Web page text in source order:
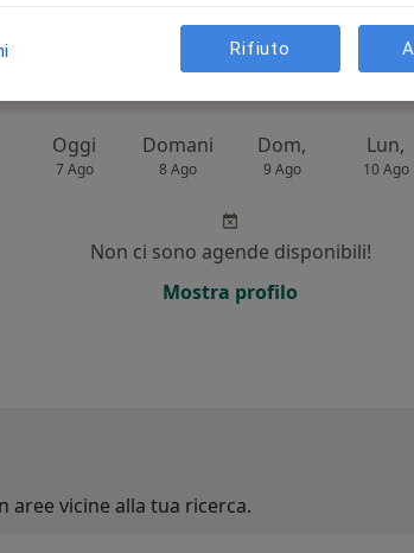
Oggi
7 Ago
Domani
8 Ago
Dom,
9 Ago
Lun,
10 Ago
Non ci sono agende disponibili!
Mostra profilo
aree vicine alla tua ricerca.
Rifiuto